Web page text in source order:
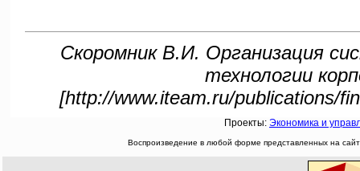
Скоромник В.И. Организация
технологии
[http://www.iteam.ru/publications/
Проекты: Экономика и
Воспроизведение в любой форме представленных на